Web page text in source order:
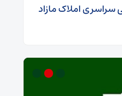
سراسری املاک مازاد